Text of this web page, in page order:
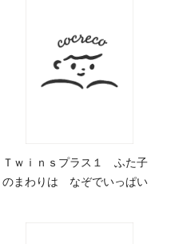
Ｔｗｉｎｓプラス１ ふた子
のまわりは なぞでいっぱい